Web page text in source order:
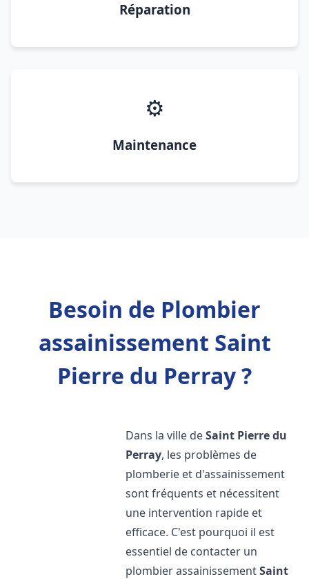
Réparation
⚙️
Maintenance
Besoin de Plombier
assainissement Saint
Pierre du Perray ?
Dans la ville deSaint Pierre du
Perray, les problèmes de
plomberie et d'assainissement
sont fréquents et nécessitent
une intervention rapide et
efficace. C'est pourquoi il est
essentiel de contacter un
plombier assainissementSaint